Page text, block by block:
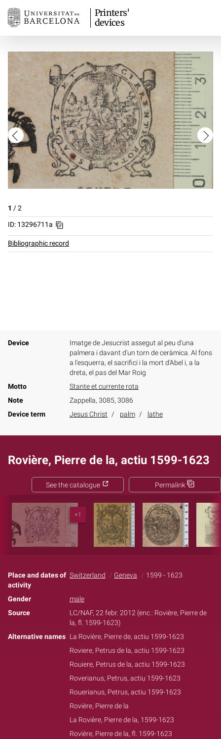
Printers'
devices
1 /2
ID: 13296711a
Bibliographic record
Device
Imatge de Jesucrist assegut al peu d'una
palmera i davant d'un torn de ceràmica. Al fons
a l'esquerra, el sacrifici i la mort d'Abel i, a la
dreta, el pas del Mar Roig
Motto
Stante et currente rota
Note
Zappella, 3085, 3086
Device term
Jesus Christ palm lathe
Rovière, Pierre de la, actiu 1599-1623
Permalink
See the catalogue
+1
Place and dates of
activity
Switzerland Geneva 1599 - 1623
Gender
male
Source
LC/NAF, 22 febr. 2012 (enc.: Rovière, Pierre de
la, fl. 1599-1623)
Alternative names La Rovière, Pierre de, actiu 1599-1623
Roviere, Petrus de la, actiu 1599-1623
Rouiere, Petrus de la, actiu 1599-1623
Roverianus, Petrus, actiu 1599-1623
Rouerianus, Petrus, actiu 1599-1623
Rovière, Pierre de la
La Rovière, Pierre de la, 1599-1623
Rovière, Pierre de la, fl. 1599-1623